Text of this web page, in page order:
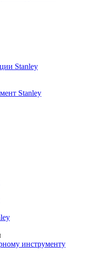
Stanley
Stanley
инструменту